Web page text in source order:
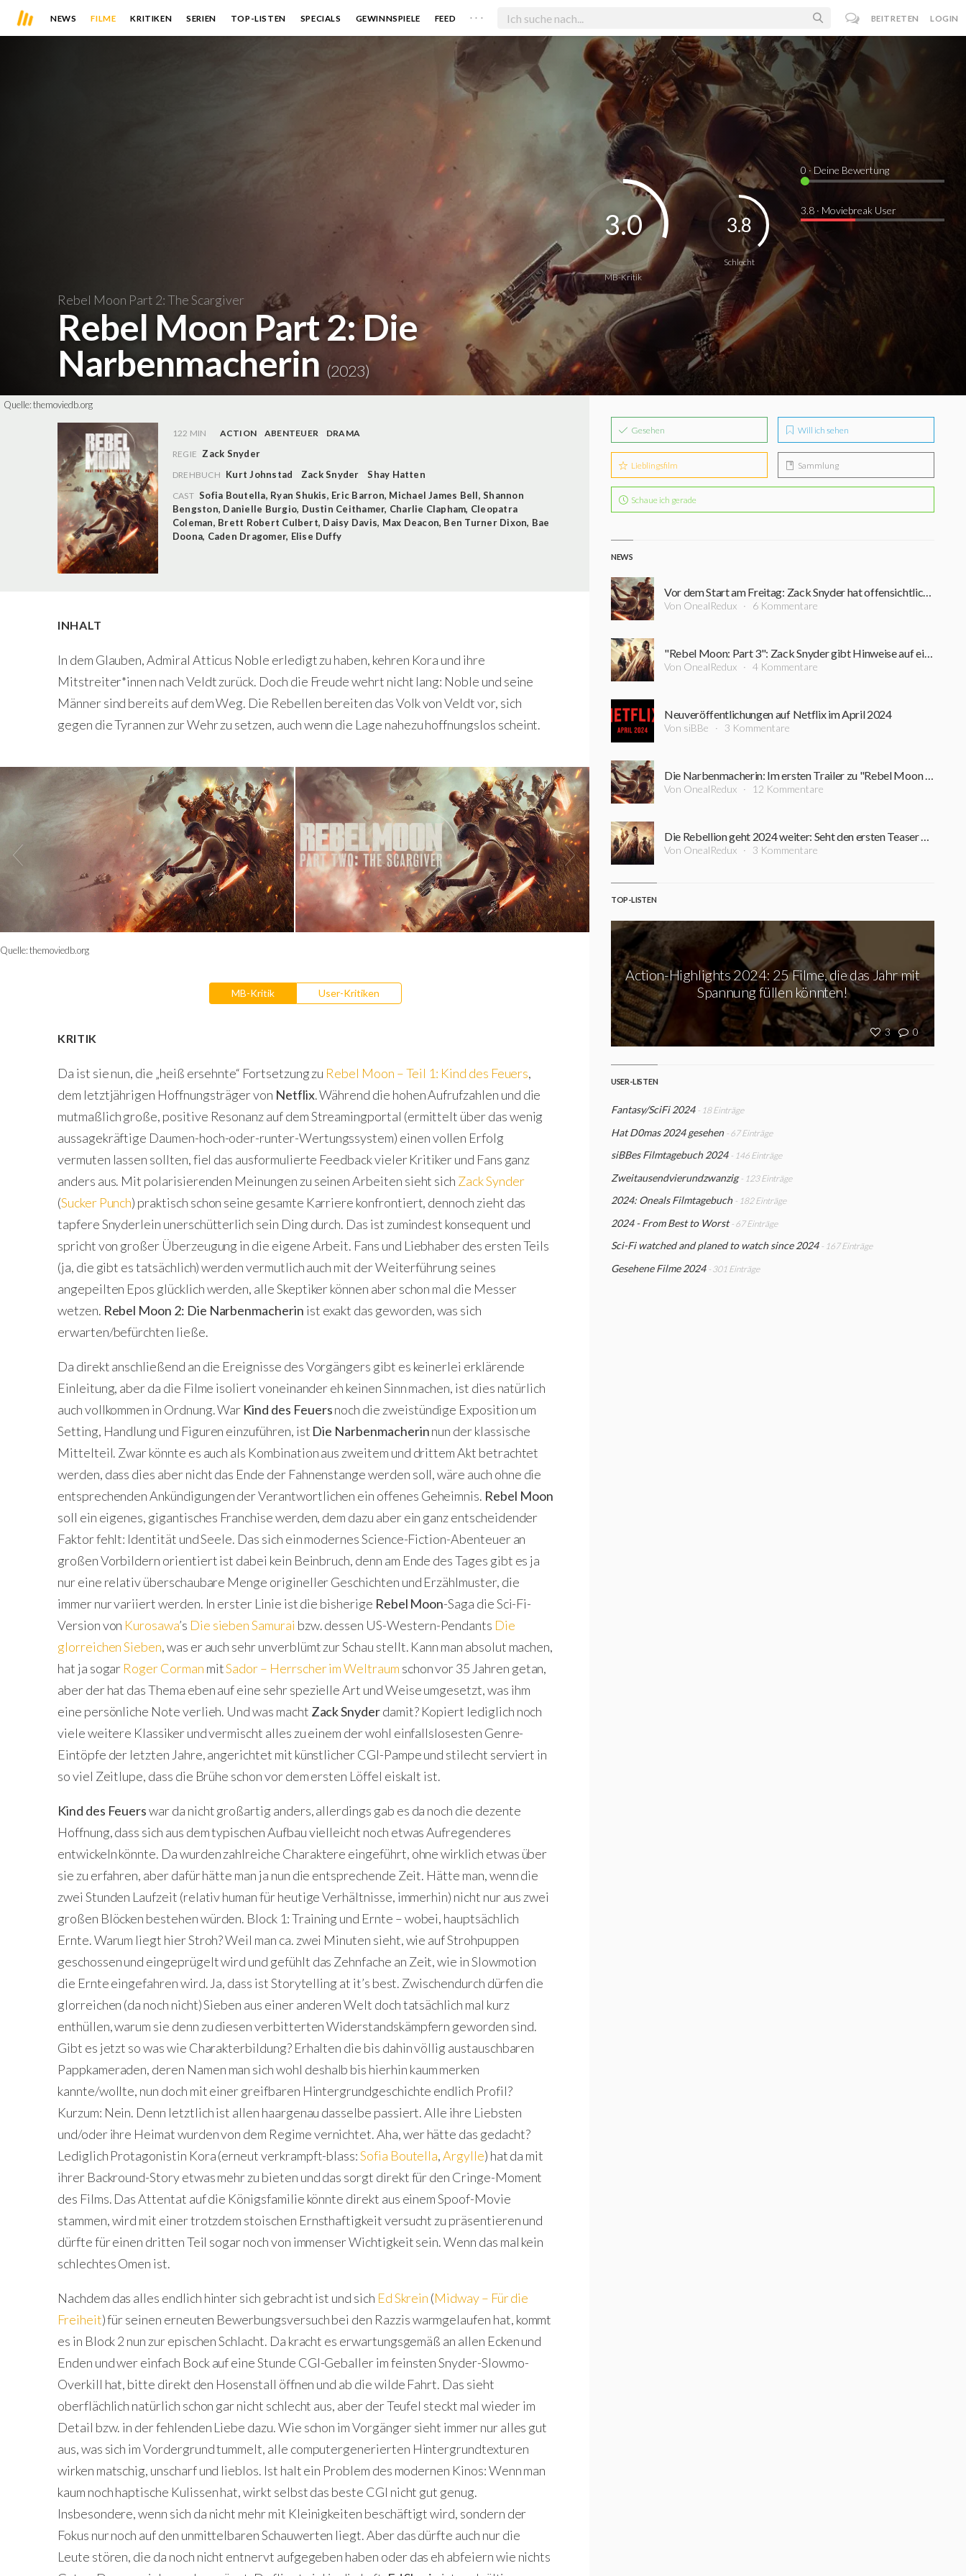
NEWS FILME KRITIKEN SERIEN TOP-LISTEN SPECIALS GEWINNSPIELE FEED . . . BEITRETEN LOGIN
Rebel Moon Part 2: The Scargiver
Rebel Moon Part 2: Die
Narbenmacherin (2023)
MB-Kritik
3.0
Schlecht
3.8
0· Deine Bewertung
3.8 · Moviebreak User
Quelle:themoviedb.org
122 MIN ACTION ABENTEUER
DRAMA
REGIE Zack Snyder
DREHBUCH Kurt Johnstad Zack Snyder Shay Hatten
CAST Sofia Boutella, Ryan Shukis, Eric Barron, Michael James Bell,Shannon
Bengston, Danielle Burgio, Dustin Ceithamer, Charlie Clapham, Cleopatra
Coleman, Brett Robert Culbert, Daisy Davis, Max Deacon, Ben Turner Dixon, Bae
Doona, Caden Dragomer, Elise Duffy
INHALT
In dem Glauben, Admiral Atticus Noble erledigt zu haben, kehren Kora und ihre
Mitstreiter*innen nach Veldt zurück. Doch die Freude wehrt nicht lang: Noble und seine
Männer sind bereits auf dem Weg. Die Rebellen bereiten das Volk von Veldt vor, sich
gegen die Tyrannen zur Wehr zu setzen, auch wenn die Lage nahezu hoffnungslos scheint.
Quelle:themoviedb.org
MB-Kritik User-Kritiken
KRITIK
Da ist sie nun, die „heiß ersehnte“ Fortsetzung zu Rebel Moon – Teil 1: Kind des Feuers,
dem letztjährigen Hoffnungsträger von Netflix. Während die hohen Aufrufzahlen und die
mutmaßlich große, positive Resonanz auf dem Streamingportal (ermittelt über das wenig
aussagekräftige Daumen-hoch-oder-runter-Wertungssystem) einen vollen Erfolg
vermuten lassen sollten, fiel das ausformulierte Feedback vieler Kritiker und Fans ganz
anders aus. Mit polarisierenden Meinungen zu seinen Arbeiten sieht sich Zack Synder
(Sucker Punch) praktisch schon seine gesamte Karriere konfrontiert, dennoch zieht das
tapfere Snyderlein unerschütterlich sein Ding durch. Das ist zumindest konsequent und
spricht von großer Überzeugung in die eigene Arbeit. Fans und Liebhaber des ersten Teils
(ja, die gibt es tatsächlich) werden vermutlich auch mit der Weiterführung seines
angepeilten Epos glücklich werden, alle Skeptiker können aber schon mal die Messer
wetzen. Rebel Moon 2: Die Narbenmacherin ist exakt das geworden, was sich
erwarten/befürchten ließe.
Da direkt anschließend an die Ereignisse des Vorgängers gibt es keinerlei erklärende
Einleitung, aber da die Filme isoliert voneinander eh keinen Sinn machen, ist dies natürlich
auch vollkommen in Ordnung. War Kind des Feuersnoch die zweistündige Exposition um
Setting, Handlung und Figuren einzuführen, ist Die Narbenmacherinnun der klassische
Mittelteil. Zwar könnte es auch als Kombination aus zweitem und drittem Akt betrachtet
werden, dass dies aber nicht das Ende der Fahnenstange werden soll, wäre auch ohne die
entsprechenden Ankündigungen der Verantwortlichen ein offenes Geheimnis. Rebel Moon
soll ein eigenes, gigantisches Franchise werden, dem dazu aber ein ganz entscheidender
Faktor fehlt: Identität und Seele. Das sich ein modernes Science-Fiction-Abenteuer an
großen Vorbildern orientiert ist dabei kein Beinbruch, denn am Ende des Tages gibt es ja
nur eine relativ überschaubare Menge origineller Geschichten und Erzählmuster, die
immer nur variiert werden. In erster Linie ist die bisherige Rebel Moon-Saga die Sci-Fi-
Version von Kurosawa’s Die sieben Samurai bzw. dessen US-Western-Pendants Die
glorreichen Sieben, was er auch sehr unverblümt zur Schau stellt. Kann man absolut machen,
hat ja sogar Roger Corman mitSador – Herrscher im Weltraum schon vor 35 Jahren getan,
aber der hat das Thema eben auf eine sehr spezielle Art und Weise umgesetzt, was ihm
eine persönliche Note verlieh. Und was macht Zack Snyderdamit? Kopiert lediglich noch
viele weitere Klassiker und vermischt alles zu einem der wohl einfallslosesten Genre-
Eintöpfe der letzten Jahre, angerichtet mit künstlicher CGI-Pampe und stilecht serviert in
so viel Zeitlupe, dass die Brühe schon vor dem ersten Löffel eiskalt ist.
Kind des Feuerswar da nicht großartig anders, allerdings gab es da noch die dezente
Hoffnung, dass sich aus dem typischen Aufbau vielleicht noch etwas Aufregenderes
entwickeln könnte. Da wurden zahlreiche Charaktere eingeführt, ohne wirklich etwas über
sie zu erfahren, aber dafür hätte man ja nun die entsprechende Zeit. Hätte man, wenn die
zwei Stunden Laufzeit (relativ human für heutige Verhältnisse, immerhin) nicht nur aus zwei
großen Blöcken bestehen würden. Block 1: Training und Ernte – wobei, hauptsächlich
Ernte. Warum liegt hier Stroh? Weil man ca. zwei Minuten sieht, wie auf Strohpuppen
geschossen und eingeprügelt wird und gefühlt das Zehnfache an Zeit, wie in Slowmotion
die Ernte eingefahren wird. Ja, dass ist Storytelling at it’s best. Zwischendurch dürfen die
glorreichen (da noch nicht) Sieben aus einer anderen Welt doch tatsächlich mal kurz
enthüllen, warum sie denn zu diesen verbitterten Widerstandskämpfern geworden sind.
Gibt es jetzt so was wie Charakterbildung? Erhalten die bis dahin völlig austauschbaren
Pappkameraden, deren Namen man sich wohl deshalb bis hierhin kaum merken
kannte/wollte, nun doch mit einer greifbaren Hintergrundgeschichte endlich Profil?
Kurzum: Nein. Denn letztlich ist allen haargenau dasselbe passiert. Alle ihre Liebsten
und/oder ihre Heimat wurden von dem Regime vernichtet. Aha, wer hätte das gedacht?
Lediglich Protagonistin Kora (erneut verkrampft-blass:Sofia Boutella,Argylle) hat da mit
ihrer Backround-Story etwas mehr zu bieten und das sorgt direkt für den Cringe-Moment
des Films. Das Attentat auf die Königsfamilie könnte direkt aus einem Spoof-Movie
stammen, wird mit einer trotzdem stoischen Ernsthaftigkeit versucht zu präsentieren und
dürfte für einen dritten Teil sogar noch von immenser Wichtigkeit sein. Wenn das mal kein
schlechtes Omen ist.
Nachdem das alles endlich hinter sich gebracht ist und sich Ed Skrein (Midway – Für die
Freiheit) für seinen erneuten Bewerbungsversuch bei den Razzis warmgelaufen hat, kommt
es in Block 2 nun zur epischen Schlacht. Da kracht es erwartungsgemäß an allen Ecken und
Enden und wer einfach Bock auf eine Stunde CGI-Geballer im feinsten Snyder-Slowmo-
Overkill hat, bitte direkt den Hosenstall öffnen und ab die wilde Fahrt. Das sieht
oberflächlich natürlich schon gar nicht schlecht aus, aber der Teufel steckt mal wieder im
Detail bzw. in der fehlenden Liebe dazu. Wie schon im Vorgänger sieht immer nur alles gut
aus, was sich im Vordergrund tummelt, alle computergenerierten Hintergrundtexturen
wirken matschig, unscharf und lieblos. Ist halt ein Problem des modernen Kinos: Wenn man
kaum noch haptische Kulissen hat, wirkt selbst das beste CGI nicht gut genug.
Insbesondere, wenn sich da nicht mehr mit Kleinigkeiten beschäftigt wird, sondern der
Fokus nur noch auf den unmittelbaren Schauwerten liegt. Aber das dürfte auch nur die
Leute stören, die da noch nicht entnervt aufgegeben haben oder das eh abfeiern wie nichts
Gesehen Will ich sehen
Lieblingsfilm Sammlung
Schaue ich gerade
NEWS
Von OnealRedux 6 Kommentare
"Rebel Moon: Part 3": Zack Snyder gibt Hinweise auf eine Fortsetzung und spricht über die Extended Versions
Von OnealRedux 4 Kommentare
Neuveröffentlichungen auf Netflix im April 2024
Von siBBe 3 Kommentare
Von OnealRedux 12 Kommentare
Von OnealRedux 3 Kommentare
TOP-LISTEN
3 0
Action-Highlights 2024: 25 Filme, die das Jahr mit
Spannung füllen könnten!
USER-LISTEN
Fantasy/SciFi 2024 - 18 Einträge
Hat D0mas 2024 gesehen - 67 Einträge
siBBes Filmtagebuch 2024 - 146 Einträge
Zweitausendvierundzwanzig - 123 Einträge
2024: Oneals Filmtagebuch - 182 Einträge
2024 - From Best to Worst - 67 Einträge
Sci-Fi watched and planed to watch since 2024 - 167 Einträge
Gesehene Filme 2024 - 301 Einträge